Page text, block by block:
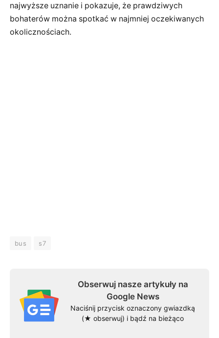
najwyższe uznanie i pokazuje, że prawdziwych
bohaterów można spotkać w najmniej oczekiwanych
okolicznościach.
bus s7
Obserwuj nasze artykuły na
Google News
Naciśnij przycisk oznaczony gwiazdką
(★ obserwuj) i bądź na bieżąco